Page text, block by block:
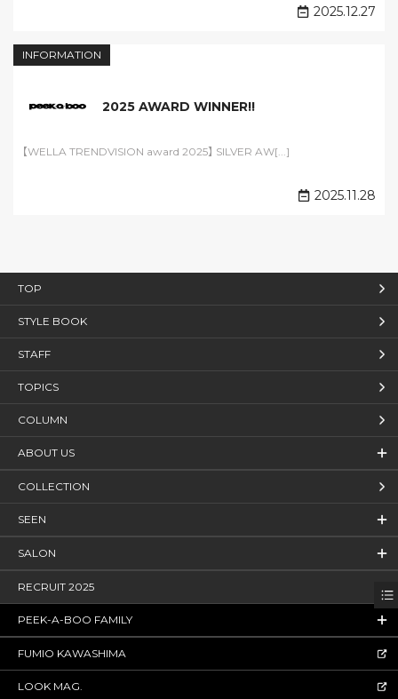
2025.12.27
INFORMATION
2025 AWARD WINNER!!
【WELLA TRENDVISION award 2025】 SILVER AW[...]
2025.11.28
TOP
STYLE BOOK
STAFF
TOPICS
COLUMN
ABOUT US
COLLECTION
SEEN
SALON
RECRUIT 2025
PEEK-A-BOO FAMILY
FUMIO KAWASHIMA
LOOK MAG.